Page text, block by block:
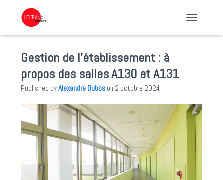
Gestion de l’établissement : à
propos des salles A130 et A131
Published byAlexandre Dubos on 2 octobre 2024